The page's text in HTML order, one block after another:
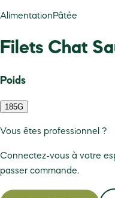
AlimentationPâtée
Filets Chat
Poids
185G
Vous êtes professionnel ?
Connectez-vous à votre
passer commande.